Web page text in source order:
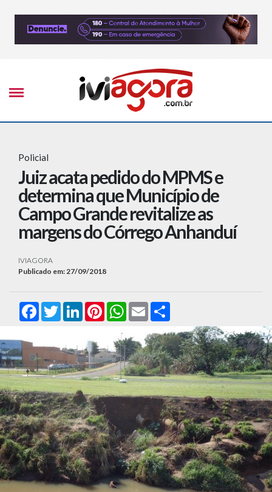
Policial
Juiz acata pedido do MPMS e
determina que Município de
Campo Grande revitalize as
margens do Córrego Anhanduí
IVIAGORA
Publicado em: 27/09/2018
FacebookTwitterLinkedInPinterestWhatsApp
Email